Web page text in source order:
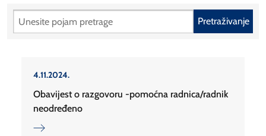
Pretraživanje
4.11.2024.
Obavijest o razgovoru -pomoćna radnica/radnik
neodređeno